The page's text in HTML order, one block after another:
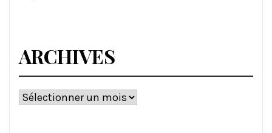
ARCHIVES
Archives